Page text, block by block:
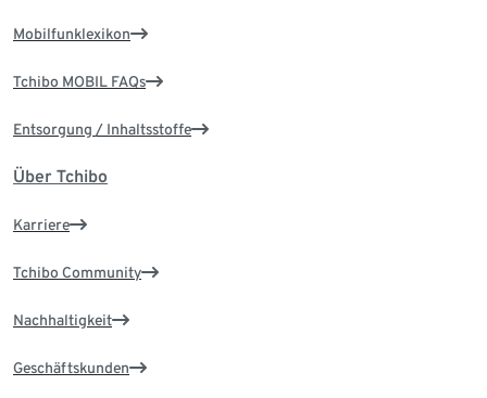
Mobilfunklexikon
Tchibo MOBIL FAQs
Entsorgung / Inhaltsstoffe
Über Tchibo
Karriere
Tchibo Community
Nachhaltigkeit
Geschäftskunden